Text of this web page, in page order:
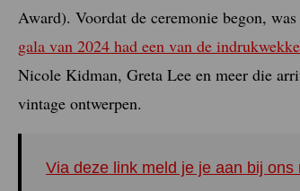
Award). Voordat de ceremonie begon,
gala van 2024 had een van de
Nicole Kidman, Greta Lee en meer die
vintage ontwerpen.
Via deze link meld je je aan bij ons